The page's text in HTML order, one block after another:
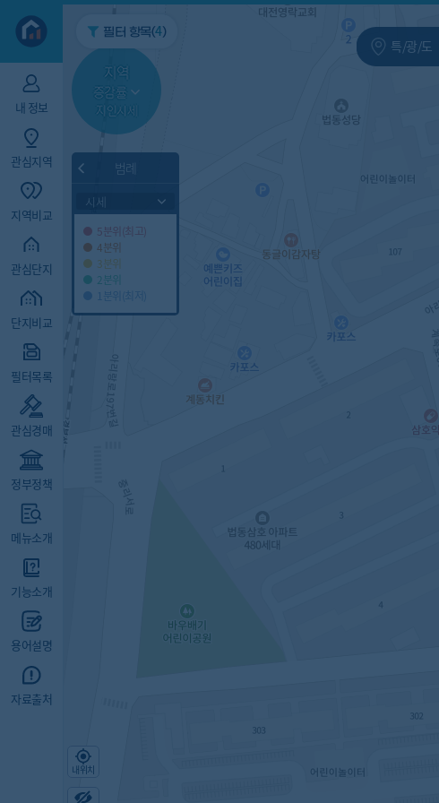
내 정보
관심지역
지역비교
관심단지
단지비교
필터목록
관심경매
정부정책
메뉴소개
기능소개
용어설명
자료출처
필터 항목(4)
특/광/도
지역
증감률
지인시세
범례
시세
5분위(최고)
4분위
3분위
2분위
1분위(최저)
내위치